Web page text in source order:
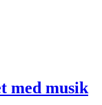
med musik